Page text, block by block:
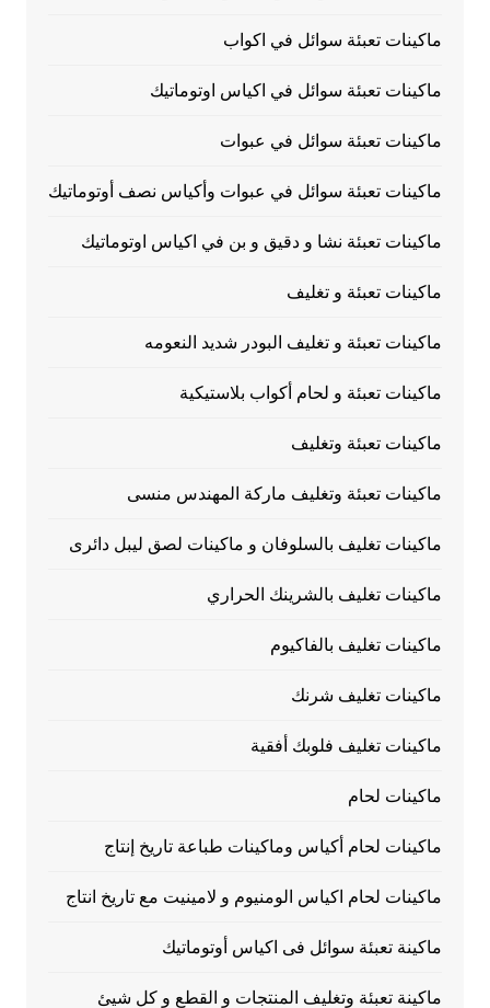
ماكينات تعبئة سوائل في اكواب
ماكينات تعبئة سوائل في اكياس اوتوماتيك
ماكينات تعبئة سوائل في عبوات
ماكينات تعبئة سوائل في عبوات وأكياس نصف أوتوماتيك
ماكينات تعبئة نشا و دقيق و بن في اكياس اوتوماتيك
ماكينات تعبئة و تغليف
ماكينات تعبئة و تغليف البودر شديد النعومه
ماكينات تعبئة و لحام أكواب بلاستيكية
ماكينات تعبئة وتغليف
ماكينات تعبئة وتغليف ماركة المهندس منسى
ماكينات تغليف بالسلوفان و ماكينات لصق ليبل دائرى
ماكينات تغليف بالشرينك الحراري
ماكينات تغليف بالفاكيوم
ماكينات تغليف شرنك
ماكينات تغليف فلوبك أفقية
ماكينات لحام
ماكينات لحام أكياس وماكينات طباعة تاريخ إنتاج
ماكينات لحام اكياس الومنيوم و لامينيت مع تاريخ انتاج
ماكينة تعبئة سوائل فى اكياس أوتوماتيك
ماكينة تعبئة وتغليف المنتجات و القطع و كل شيئ